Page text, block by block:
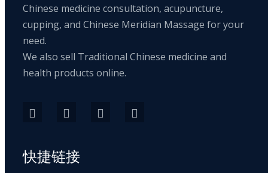
Chinese medicine consultation, acupuncture,
cupping, and Chinese Meridian Massage for your
need.
We also sell Traditional Chinese medicine and
health products online.
快捷链接